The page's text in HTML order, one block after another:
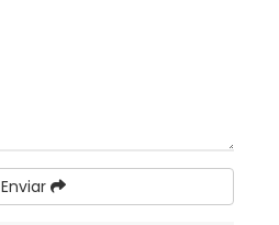
Enviar